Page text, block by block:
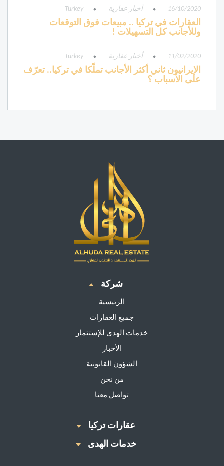
16/10/2020 أخبار عقارية Turkey
العقارات في تركيا .. مبيعات فوق التوقعات
وللأجانب كل التسهيلات !
11/02/2020 أخبار عقارية Turkey
الإيرانيون ثاني أكثر الأجانب تملّكا في تركيا.. تعرّف
على الأسباب ؟
شركة
الرئيسية
جميع العقارات
خدمات الهدى للإستثمار
الأخبار
الشؤون القانونية
من نحن
تواصل معنا
عقارات تركيا
خدمات الهدى